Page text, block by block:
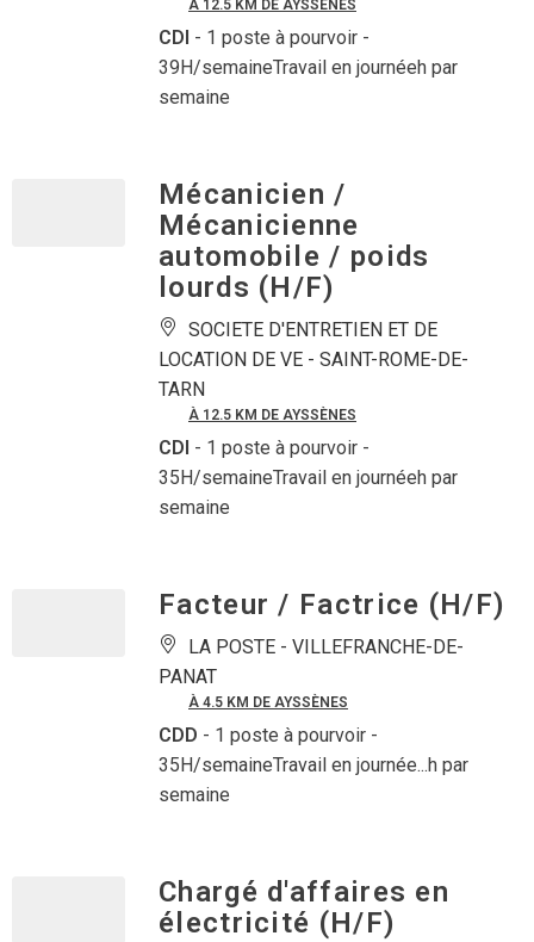
À 12.5 KM DE AYSSÈNES
CDI - 1 poste à pourvoir -
39H/semaineTravail en journéeh par
semaine
Mécanicien /
Mécanicienne
automobile / poids
lourds (H/F)
SOCIETE D'ENTRETIEN ET DE
LOCATION DE VE - SAINT-ROME-DE-
TARN
À 12.5 KM DE AYSSÈNES
CDI - 1 poste à pourvoir -
35H/semaineTravail en journéeh par
semaine
Facteur / Factrice (H/F)
LA POSTE - VILLEFRANCHE-DE-
PANAT
À 4.5 KM DE AYSSÈNES
CDD - 1 poste à pourvoir -
35H/semaineTravail en journée...h par
semaine
Chargé d'affaires en
électricité (H/F)